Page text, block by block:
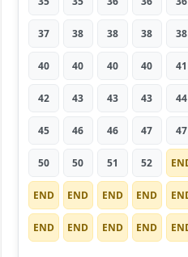
37 38 38 38 38
40 40 40 40 41
42 43 43 43 44
45 46 46 47 47
50 50 51 52
END END END END
END END END END